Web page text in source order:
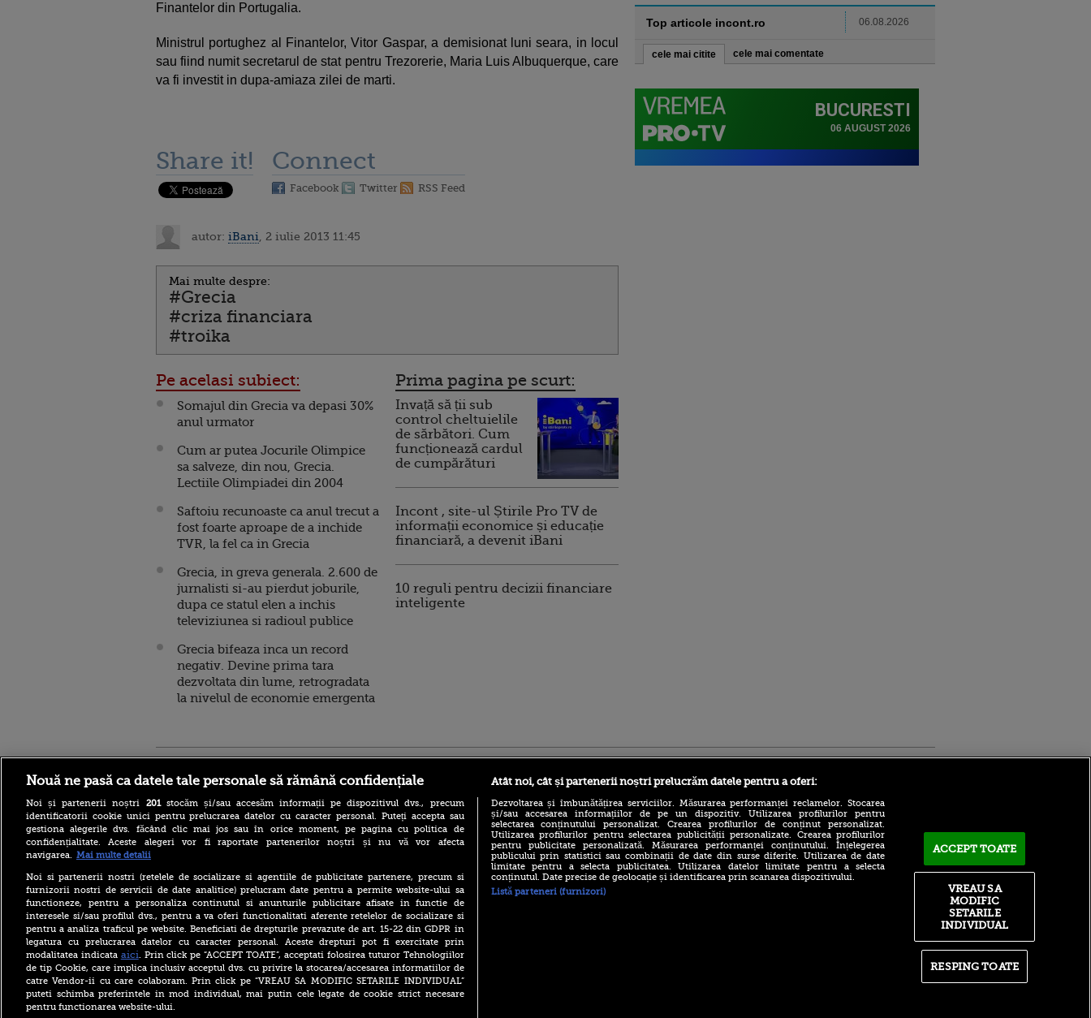
Finantelor din Portugalia.
Ministrul portughez al Finantelor, Vitor Gaspar, a demisionat luni seara, in locul
sau fiind numit secretarul de stat pentru Trezorerie, Maria Luis Albuquerque, care
va fi investit in dupa-amiaza zilei de marti.
Share it! Connect
Facebook Twitter RSS Feed
autor: iBani , 2 iulie 2013 11:45
Mai multe despre:
#Grecia
#criza financiara
#troika
Pe acelasi subiect:
Somajul din Grecia va depasi 30%
anul urmator
Cum ar putea Jocurile Olimpice
sa salveze, din nou, Grecia.
Lectiile Olimpiadei din 2004
Saftoiu recunoaste ca anul trecut a
fost foarte aproape de a inchide
TVR, la fel ca in Grecia
Grecia, in greva generala. 2.600 de
jurnalisti si-au pierdut joburile,
dupa ce statul elen a inchis
televiziunea si radioul publice
Grecia bifeaza inca un record
negativ. Devine prima tara
dezvoltata din lume, retrogradata
la nivelul de economie emergenta
Prima pagina pe scurt:
Invață să ții sub
control cheltuielile
de sărbători. Cum
funcționează cardul
de cumpărături
Incont , site-ul Știrile Pro TV de
informații economice și educație
financiară, a devenit iBani
10 reguli pentru decizii financiare
inteligente
Top articole incont.ro 06.08.2026
cele mai citite cele mai comentate
negre” ia amploare în Rusia.
„Găsește-ți un soldat și când
va fi ucis vei primi 8
milioane de ruble”
Aflat în SUA, ministrul
britanic de Externe a evitat
să spună dacă îl mai
consideră pe Trump „idiot,
rasist și misogin”
Primăriile care nu se
înrolează pe Ghiseul.ro pot
(P) Descoperă Lumea
Evenimentelor din România
Adrian Mihalcea, discurs
incredibil înainte de UTA -
Ce declin! Cu cine a semnat
Nouă ne pasă ca datele tale personale să rămână confidențiale
Noi și partenerii noștri 201stocăm și/sau accesăm informații pe dispozitivul dvs., precum
identificatorii cookie unici pentru prelucrarea datelor cu caracter personal. Puteți accepta sau
gestiona alegerile dvs. făcând clic mai jos sau în orice moment, pe pagina cu politica de
confidențialitate. Aceste alegeri vor fi raportate partenerilor noștri și nu vă vor afecta
navigarea. Mai multe detalii
Noi si partenerii nostri (retelele de socializare si agentiile de publicitate partenere, precum si
furnizorii nostri de servicii de date analitice) prelucram date pentru a permite website-ului sa
functioneze, pentru a personaliza continutul si anunturile publicitare afisate in functie de
interesele si/sau profilul dvs., pentru a va oferi functionalitati aferente retelelor de socializare si
pentru a analiza traficul pe website. Beneficiati de drepturile prevazute de art. 15-22 din GDPR in
legatura cu prelucrarea datelor cu caracter personal. Aceste drepturi pot fi exercitate prin
modalitatea indicata aici. Prin click pe “ACCEPT TOATE”, acceptati folosirea tuturor Tehnologiilor
de tip Cookie, care implica inclusiv acceptul dvs. cu privire la stocarea/accesarea informatiilor de
catre Vendor-ii cu care colaboram. Prin click pe “VREAU SA MODIFIC SETARILE INDIVIDUAL”
puteti schimba preferintele in mod individual, mai putin cele legate de cookie strict necesare
pentru functionarea website-ului.
Atât noi, cât și partenerii noștri prelucrăm datele pentru a oferi:
Dezvoltarea și îmbunătățirea serviciilor. Măsurarea performanței reclamelor. Stocarea
și/sau accesarea informațiilor de pe un dispozitiv. Utilizarea profilurilor pentru
selectarea conținutului personalizat. Crearea profilurilor de conținut personalizat.
Utilizarea profilurilor pentru selectarea publicității personalizate. Crearea profilurilor
pentru publicitate personalizată. Măsurarea performanței conținutului. Înțelegerea
publicului prin statistici sau combinații de date din surse diferite. Utilizarea de date
limitate pentru a selecta publicitatea. Utilizarea datelor limitate pentru a selecta
conținutul. Date precise de geolocație și identificarea prin scanarea dispozitivului.
Listă parteneri (furnizori)
ACCEPT TOATE
RESPING TOATE
VREAU SA
MODIFIC
SETARILE
INDIVIDUAL